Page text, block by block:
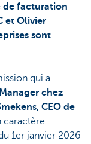
de facturation
et Olivier
sont
qui a
chez
CEO de
caractère
1er janvier 2026